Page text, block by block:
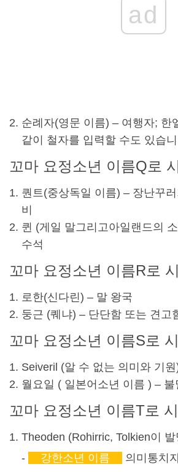
ad
순례자(영문 이름) – 여행자; 한
같이 철자를 입력할 수도 있습
꼬마 요정소년 이름Q로
퀀트(중상독일 이름) – 장난꾸
비
퀸 (게일 말그리고아일랜드의
수석
꼬마 요정소년 이름R로
로한(신다린) – 말 왕국
둥근 (퀘냐) – 단단함 또는 견고
꼬마 요정소년 이름S로
Seiveril (알 수 없는 의미와 기원
월요일 ( 일본어 소년 이름 ) – 불
꼬마 요정소년 이름T로
Theoden (Rohirric, Tolkien이
-
강한소년 이름 의미 통치